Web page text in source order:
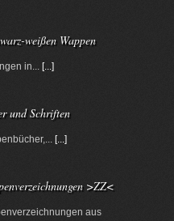
weißen Wappen
in... [...]
und Schriften
[...]
>ZZ<
aus